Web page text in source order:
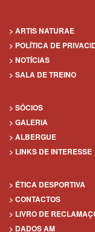
> ARTIS NATURAE
> POLÍTICA DE
> NOTÍCIAS
> SALA DE TREINO
> SÓCIOS
> GALERIA
> ALBERGUE
> LINKS DE INTERESSE
> ÉTICA DESPORTIVA
> CONTACTOS
> LIVRO DE
> DADOS AM